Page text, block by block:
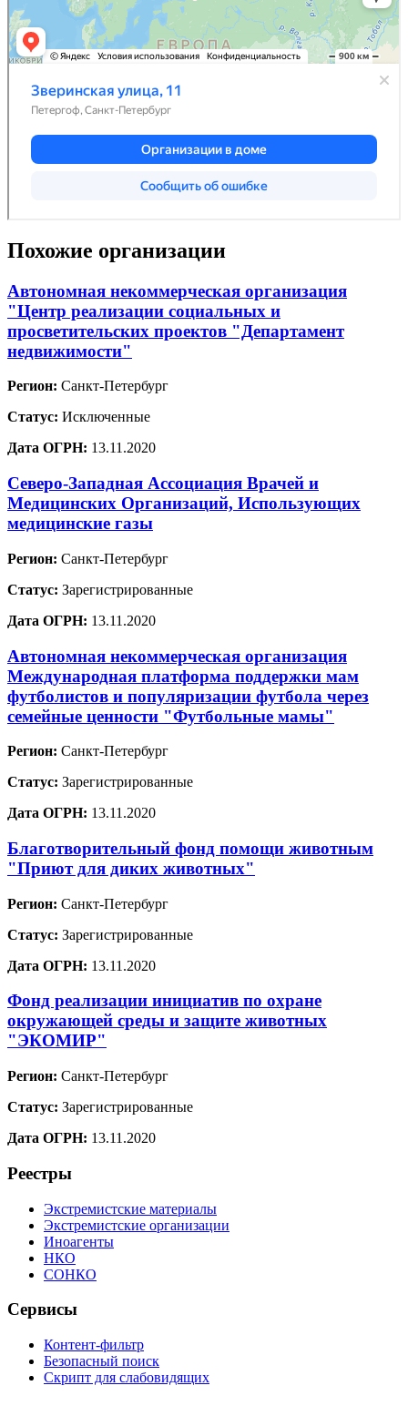
Похожие организации
Автономная некоммерческая организация
"Центр реализации социальных и
просветительских проектов "Департамент
недвижимости"
Регион: Санкт-Петербург
Статус: Исключенные
Дата ОГРН: 13.11.2020
Северо-Западная Ассоциация Врачей и
Медицинских Организаций, Использующих
медицинские газы
Регион: Санкт-Петербург
Статус: Зарегистрированные
Дата ОГРН: 13.11.2020
Автономная некоммерческая организация
Международная платформа поддержки мам
футболистов и популяризации футбола через
семейные ценности "Футбольные мамы"
Регион: Санкт-Петербург
Статус: Зарегистрированные
Дата ОГРН: 13.11.2020
Благотворительный фонд помощи животным
"Приют для диких животных"
Регион: Санкт-Петербург
Статус: Зарегистрированные
Дата ОГРН: 13.11.2020
Фонд реализации инициатив по охране
окружающей среды и защите животных
"ЭКОМИР"
Регион: Санкт-Петербург
Статус: Зарегистрированные
Дата ОГРН: 13.11.2020
Реестры
Экстремистские материалы
Экстремистские организации
Иноагенты
НКО
СОНКО
Сервисы
Контент-фильтр
Безопасный поиск
Скрипт для слабовидящих